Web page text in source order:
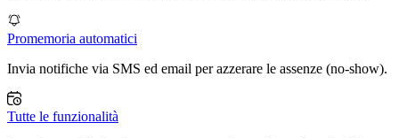
Promemoria automatici
Invia notifiche via SMS ed email per azzerare le assenze (no-show).
Tutte le funzionalità